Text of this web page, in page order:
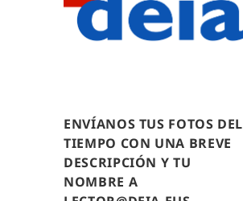
ENVÍANOS TUS FOTOS DEL
TIEMPO CON UNA BREVE
DESCRIPCIÓN Y TU
NOMBRE A